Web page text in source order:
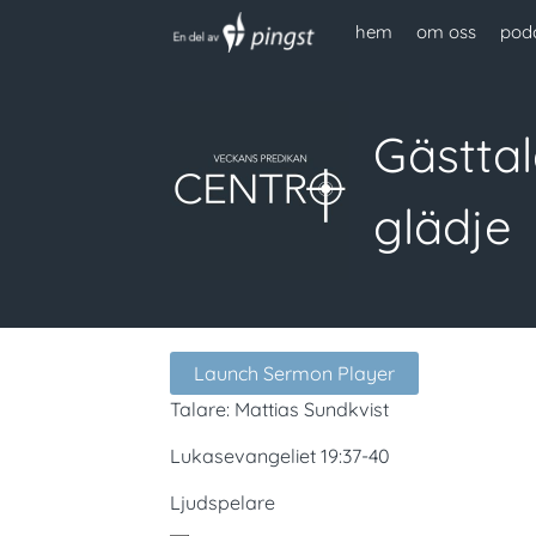
hem om oss
glädje
Launch Sermon Player
Talare: Mattias Sundkvist
Lukasevangeliet 19:37-40
Ljudspelare